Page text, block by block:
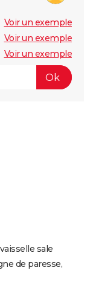
Voir un exemple
Voir un exemple
Voir un exemple
sale
de paresse,